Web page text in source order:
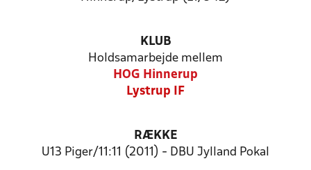
KLUB
Holdsamarbejde mellem
HOG Hinnerup
Lystrup IF
RÆKKE
U13 Piger/11:11 (2011) - DBU Jylland Pokal